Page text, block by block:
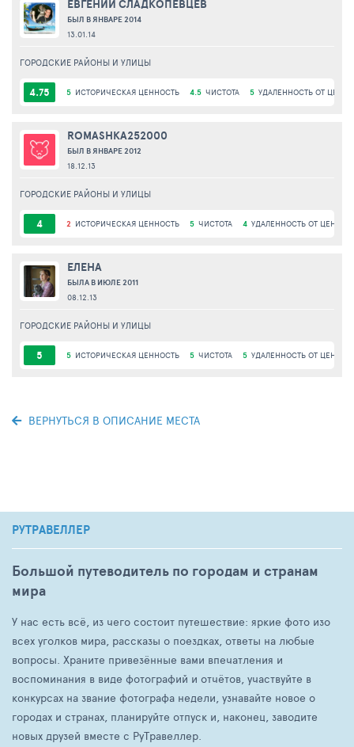
ЕВГЕНИЙ СЛАДКОПЕВЦЕВ
БЫЛ В ЯНВАРЕ 2014
13.01.14
ГОРОДСКИЕ РАЙОНЫ И УЛИЦЫ
4.75 5 ИСТОРИЧЕСКАЯ ЦЕННОСТЬ 4.5 ЧИСТОТА 5 УДАЛЕННОСТЬ ОТ
ROMASHKA252000
БЫЛ В ЯНВАРЕ 2012
18.12.13
ГОРОДСКИЕ РАЙОНЫ И УЛИЦЫ
4 2 ИСТОРИЧЕСКАЯ ЦЕННОСТЬ 5 ЧИСТОТА 4 УДАЛЕННОСТЬ ОТ ЦЕНТРА
ЕЛЕНА
БЫЛА В ИЮЛЕ 2011
08.12.13
ГОРОДСКИЕ РАЙОНЫ И УЛИЦЫ
5 5 ИСТОРИЧЕСКАЯ ЦЕННОСТЬ 5 ЧИСТОТА 5 УДАЛЕННОСТЬ ОТ ЦЕНТРА
ВЕРНУТЬСЯ В ОПИСАНИЕ МЕСТА
РУТРАВЕЛЛЕР
Большой путеводитель по городам и странам
мира
У нас есть всё, из чего состоит путешествие: яркие фото изо
всех уголков мира, рассказы о поездках, ответы на любые
вопросы. Храните привезённые вами впечатления и
воспоминания в виде фотографий и отчётов, участвуйте в
конкурсах на звание фотографа недели, узнавайте новое о
городах и странах, планируйте отпуск и, наконец, заводите
новых друзей вместе с РуТравеллер.